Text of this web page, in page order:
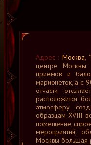
Адрес :Москва,
центре
приемов и
марионеток, а с
отчасти
расположится
атмосферу
образцам XVIII
помещение,
мероприятий,
Москвы большая